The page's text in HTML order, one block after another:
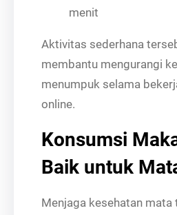
menit
Aktivitas sederhana
membantu mengurangi
menumpuk selama
online.
Konsumsi
Baik untuk
Menjaga kesehatan mata